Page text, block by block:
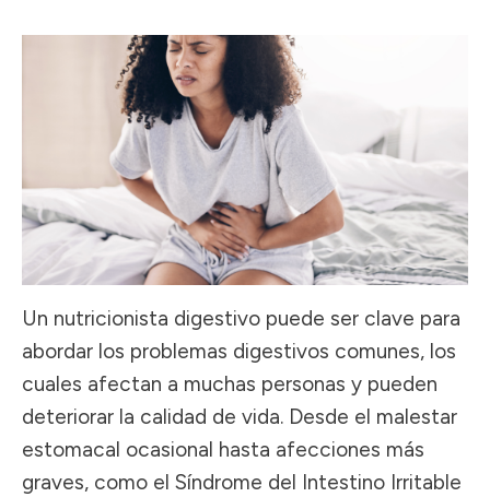
Un nutricionista digestivo puede ser clave para
abordar los problemas digestivos comunes, los
cuales afectan a muchas personas y pueden
deteriorar la calidad de vida. Desde el malestar
estomacal ocasional hasta afecciones más
graves, como el Síndrome del Intestino Irritable